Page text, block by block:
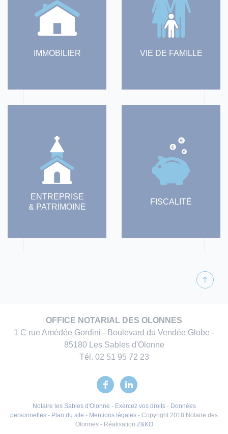
IMMOBILIER VIE DE FAMILLE
ENTREPRISE
& PATRIMOINE
FISCALITÉ
OFFICE NOTARIAL DES OLONNES
1 C rue Amédée Gordini - Boulevard du Vendée Globe -
85180 Les Sables d'Olonne
Tél. 02 51 95 72 23
Notaire les Sables d'Olonne - Exercez vos droits- Données
personnelles - Plan du site - Mentions légales - Copyright 2018 Notaire des
Olonnes - Réalisation Z&KO